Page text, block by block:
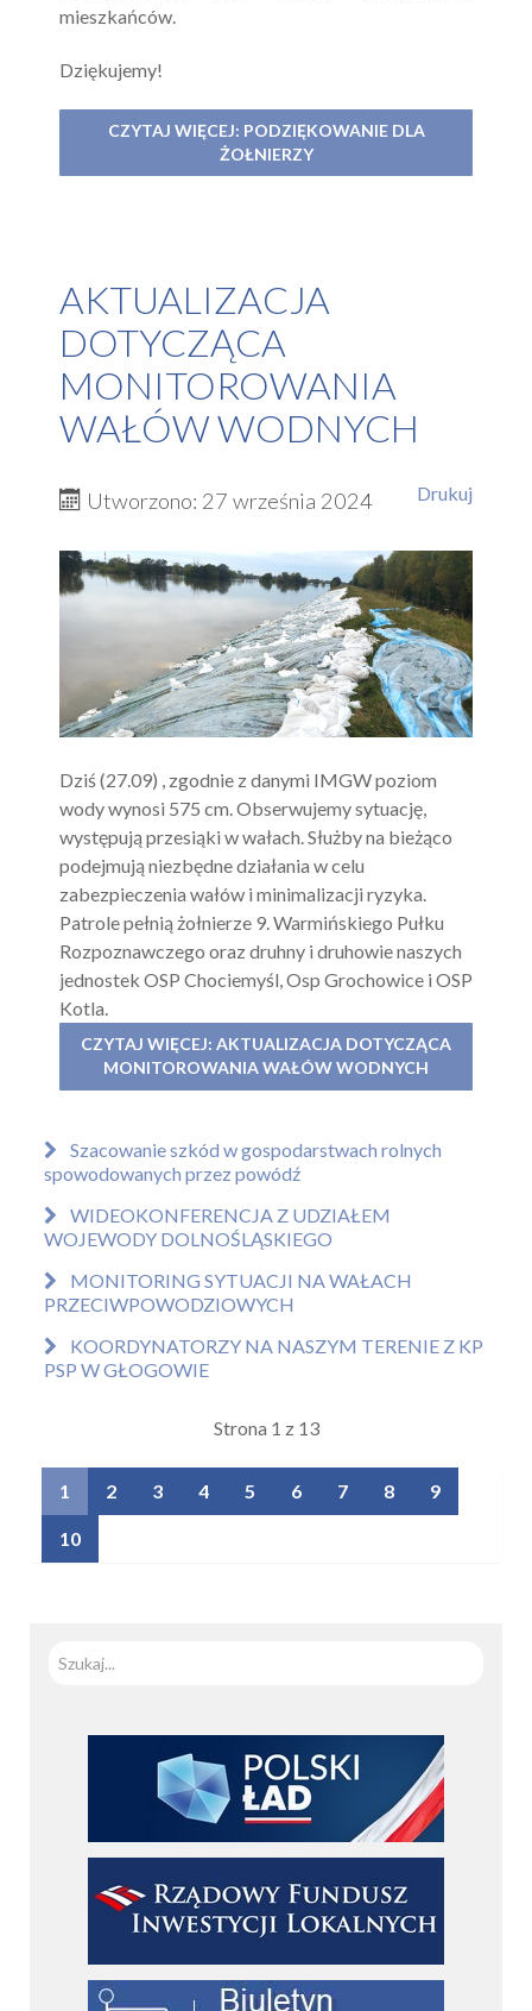
mieszkańców.
Dziękujemy!
CZYTAJ WIĘCEJ: PODZIĘKOWANIE DLA
ŻOŁNIERZY
AKTUALIZACJA
DOTYCZĄCA
MONITOROWANIA
WAŁÓW WODNYCH
Drukuj
Utworzono: 27 września 2024
Dziś (27.09) , zgodnie z danymi IMGW poziom
wody wynosi 575 cm. Obserwujemy sytuację,
występują przesiąki w wałach. Służby na bieżąco
podejmują niezbędne działania w celu
zabezpieczenia wałów i minimalizacji ryzyka.
Patrole pełnią żołnierze 9. Warmińskiego Pułku
Rozpoznawczego oraz druhny i druhowie naszych
jednostek OSP Chociemyśl, Osp Grochowice i OSP
Kotla.
CZYTAJ WIĘCEJ: AKTUALIZACJA DOTYCZĄCA
MONITOROWANIA WAŁÓW WODNYCH
Szacowanie szkód w gospodarstwach rolnych
spowodowanych przez powódź
WIDEOKONFERENCJA Z UDZIAŁEM
WOJEWODY DOLNOŚLĄSKIEGO
MONITORING SYTUACJI NA WAŁACH
PRZECIWPOWODZIOWYCH
KOORDYNATORZY NA NASZYM TERENIE Z KP
PSP W GŁOGOWIE
Strona 1 z 13
1 2 3 4 5 6 7 8 9
10